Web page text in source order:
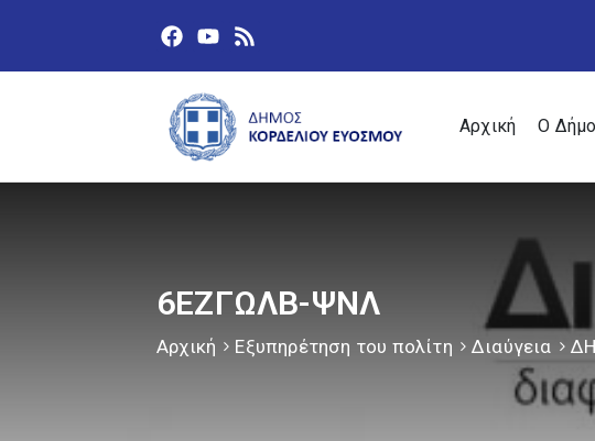
Αρχική Ο
6ΕΖΓΩΛΒ-ΨΝΛ
Αρχική Εξυπηρέτηση του πολίτη Διαύγεια